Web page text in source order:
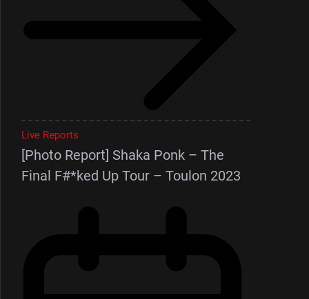
Live Reports
[Photo Report] Shaka Ponk – The
Final F#*ked Up Tour – Toulon 2023